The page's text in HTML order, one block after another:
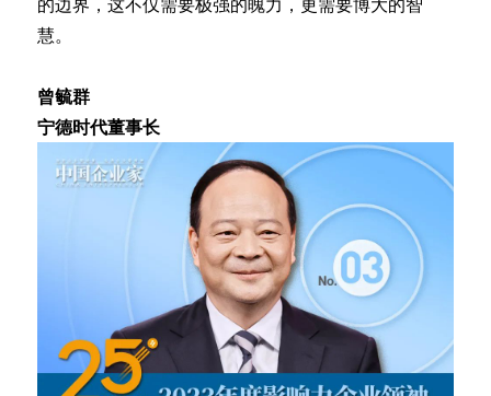
的边界，这不仅需要极强的魄力，更需要博大的智
慧。
曾毓群
宁德时代董事长